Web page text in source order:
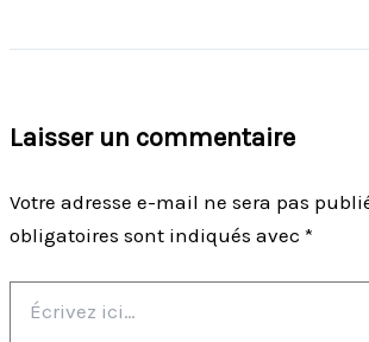
Laisser un commentaire
Votre adresse e-mail ne sera pas
obligatoires sont indiqués avec *
ici…